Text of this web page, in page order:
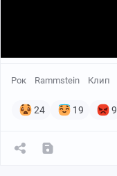
Рок Rammstein Клип
24 19 9